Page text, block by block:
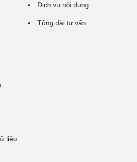
Dịch vụ nội dung
Tổng đài tư vấn
liệu